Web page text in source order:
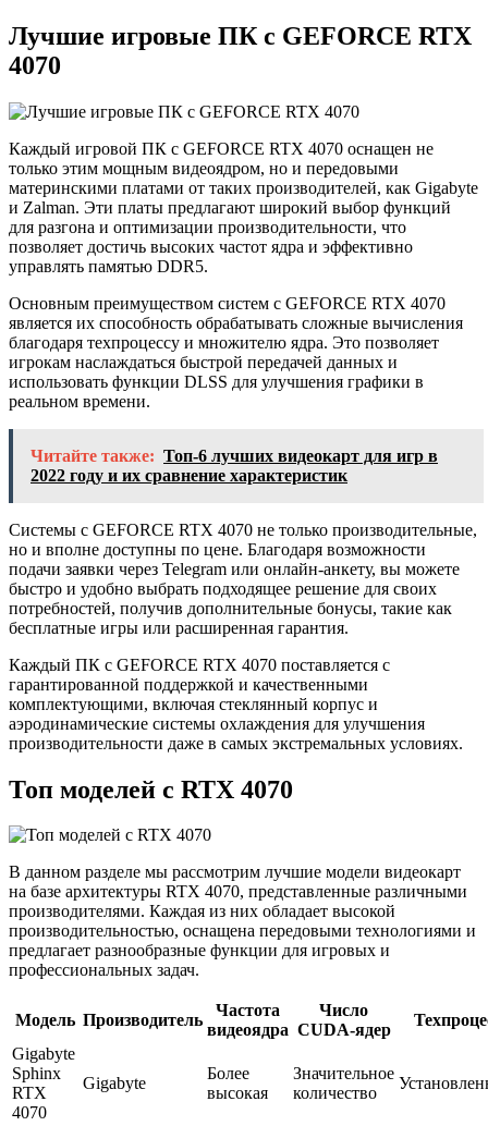
Лучшие игровые ПК с GEFORCE RTX
4070
Каждый игровой ПК с GEFORCE RTX 4070 оснащен не
только этим мощным видеоядром, но и передовыми
материнскими платами от таких производителей, как Gigabyte
и Zalman. Эти платы предлагают широкий выбор функций
для разгона и оптимизации производительности, что
позволяет достичь высоких частот ядра и эффективно
управлять памятью DDR5.
Основным преимуществом систем с GEFORCE RTX 4070
является их способность обрабатывать сложные вычисления
благодаря техпроцессу и множителю ядра. Это позволяет
игрокам наслаждаться быстрой передачей данных и
использовать функции DLSS для улучшения графики в
реальном времени.
Читайте также: Топ-6 лучших видеокарт для игр в
2022 году и их сравнение характеристик
Системы с GEFORCE RTX 4070 не только производительные,
но и вполне доступны по цене. Благодаря возможности
подачи заявки через Telegram или онлайн-анкету, вы можете
быстро и удобно выбрать подходящее решение для своих
потребностей, получив дополнительные бонусы, такие как
бесплатные игры или расширенная гарантия.
Каждый ПК с GEFORCE RTX 4070 поставляется с
гарантированной поддержкой и качественными
комплектующими, включая стеклянный корпус и
аэродинамические системы охлаждения для улучшения
производительности даже в самых экстремальных условиях.
Топ моделей с RTX 4070
В данном разделе мы рассмотрим лучшие модели видеокарт
на базе архитектуры RTX 4070, представленные различными
производителями. Каждая из них обладает высокой
производительностью, оснащена передовыми технологиями и
предлагает разнообразные функции для игровых и
профессиональных задач.
Модель Производитель
Частота
видеоядра
Число
CUDA-ядер
Gigabyte
Sphinx
RTX
4070
Gigabyte
Более
высокая
Значительное
количество